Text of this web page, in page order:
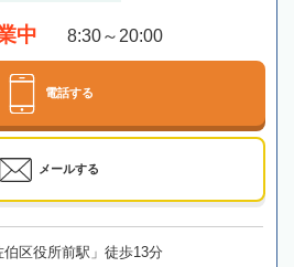
中 8:30～20:00
電話する
メールする
伯区役所前駅」徒歩13分